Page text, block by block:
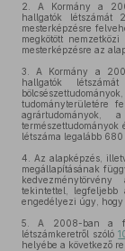
2.
A Kormány a
hallgatók
mesterképzésre
megkötött
mesterképzésre az
3.
A Kormány a
hallgatók
tudományterületére
agrártudományok,
természettudományok
létszáma legalább 680
4.
Az alapképzés,
megállapításának
tekintettel, legfeljebb
engedélyezi úgy, hogy
5.
A 2008-ban a
létszámkeretről szóló
helyébe a következő